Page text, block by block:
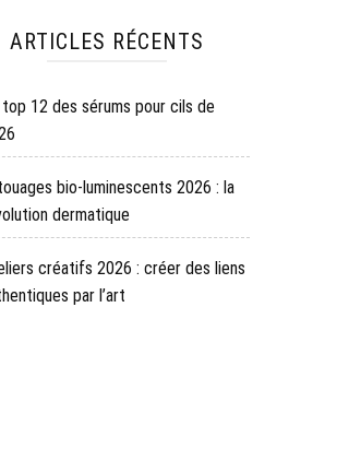
ARTICLES RÉCENTS
12 des sérums pour cils de
bio-luminescents 2026 : la
dermatique
créatifs 2026 : créer des liens
par l’art